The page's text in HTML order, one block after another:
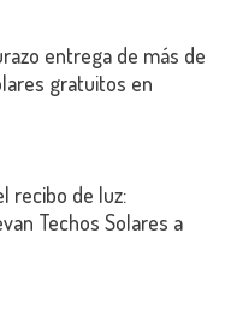
entrega de más de
gratuitos en
recibo de luz:
Techos Solares a